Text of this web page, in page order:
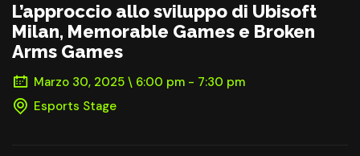
L’approccio allo sviluppo di Ubisoft
Milan, Memorable Games e Broken
Arms Games
Marzo 30, 2025 \ 6:00 pm - 7:30 pm
Esports Stage